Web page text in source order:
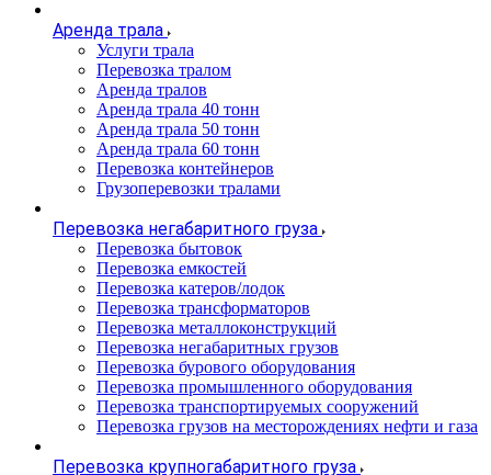
Аренда трала
Услуги трала
Перевозка тралом
Аренда тралов
Аренда трала 40 тонн
Аренда трала 50 тонн
Аренда трала 60 тонн
Перевозка контейнеров
Грузоперевозки тралами
Перевозка негабаритного груза
Перевозка бытовок
Перевозка емкостей
Перевозка катеров/лодок
Перевозка трансформаторов
Перевозка металлоконструкций
Перевозка негабаритных грузов
Перевозка бурового оборудования
Перевозка промышленного оборудования
Перевозка транспортируемых сооружений
Перевозка грузов на месторождениях нефти и газа
Перевозка крупногабаритного груза